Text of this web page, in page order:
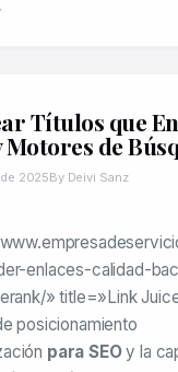
Títulos que
de
2025By Deivi Sanz
enlaces-calidad-
» title=»Link
posicionamiento
para SEOy la